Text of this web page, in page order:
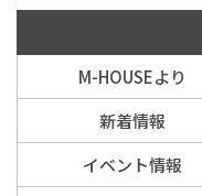
M-HOUSEより
新着情報
イベント情報